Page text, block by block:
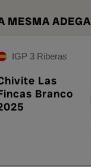
MESMA ADEGA
IGP 3 Riberas
Las
Branco